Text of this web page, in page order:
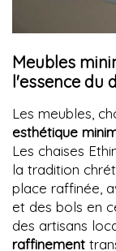
Meubles
l'essence du
Les meubles,
esthétique
Les chaises
la tradition
place raffinée,
et des bols en
des artisans
raffinement